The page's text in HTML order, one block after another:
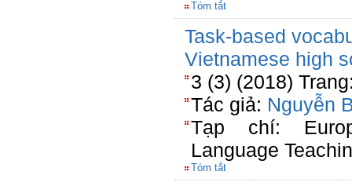
Tóm tắt
Task-based
Vietnamese high
3 (3) (2018)
Tác giả: Nguyễn
Tạp chí:
Language
Tóm tắt